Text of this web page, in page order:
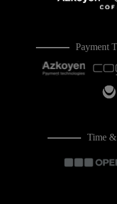
Payment
Time